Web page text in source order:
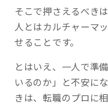
そこで押さえるべき
人とはカルチャーマ
せることです。
とはいえ、一人で準
いるのか」と不安に
きは、転職のプロに